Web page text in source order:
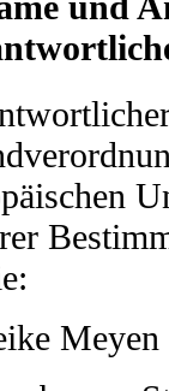
Meyen